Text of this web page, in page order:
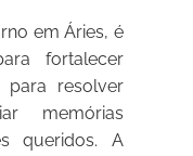
em Áries, é
fortalecer
para resolver
memórias
queridos. A